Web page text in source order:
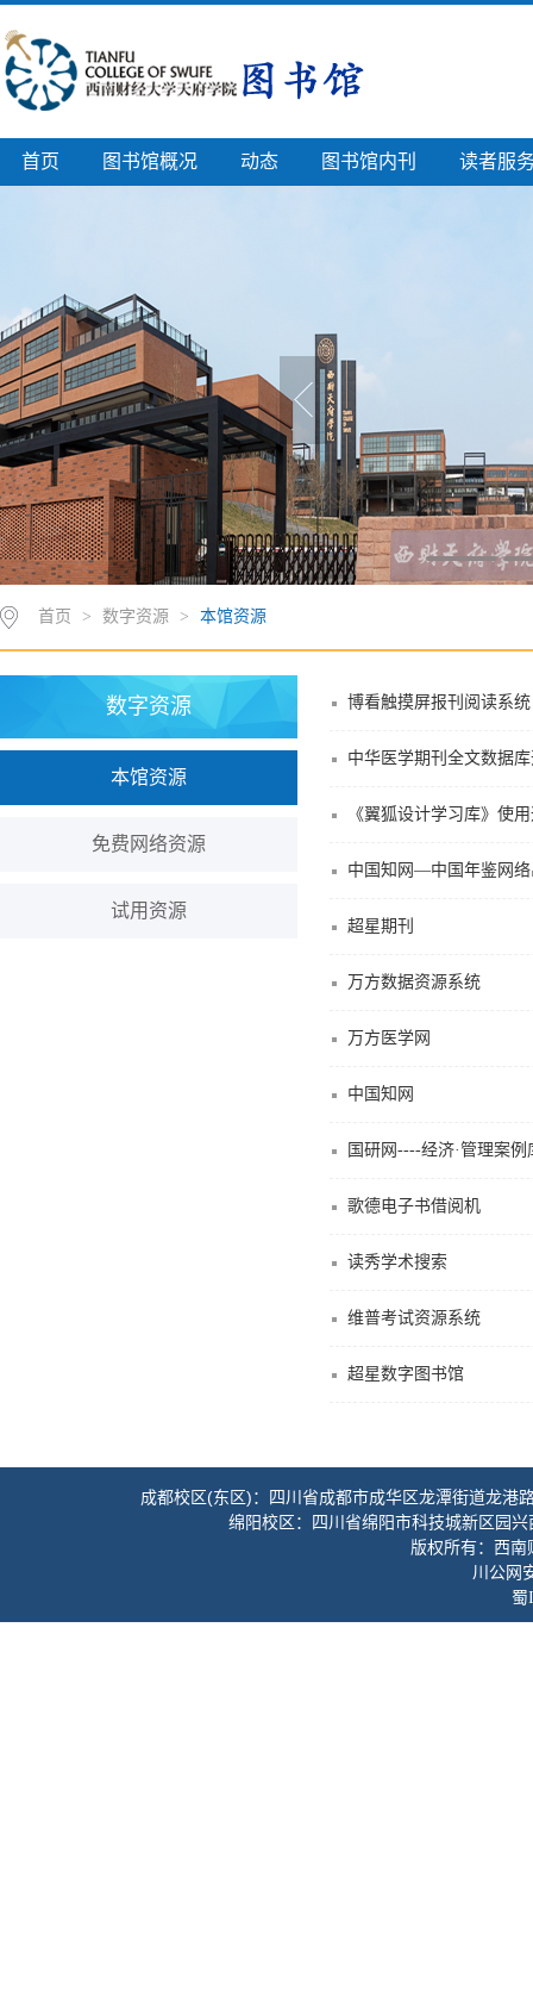
首页 图书馆概况 动态 图书馆内刊 读者服
首页 > 数字资源 > 本馆资源
数字资源
本馆资源
免费网络资源
试用资源
博看触摸屏报刊阅读系统
中华医学期刊全文数据
《翼狐设计学习库》使
中国知网—中国年鉴网
超星期刊
万方数据资源系统
万方医学网
中国知网
国研网----经济·管理案例
歌德电子书借阅机
读秀学术搜索
维普考试资源系统
超星数字图书馆
成都校区(东区)：四川省成都市成华区龙潭街道龙港
绵阳校区：四川省绵阳市科技城新区园
版权所有：西南
川公网
蜀